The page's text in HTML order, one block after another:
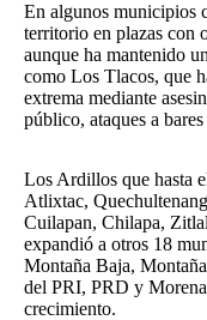
En algunos municipios
territorio en plazas con
aunque ha mantenido
como Los Tlacos, que
extrema mediante
público, ataques a
Los Ardillos que hasta
Atlixtac,
Cuilapan, Chilapa,
expandió a otros 18
Montaña Baja,
del PRI, PRD y
crecimiento.